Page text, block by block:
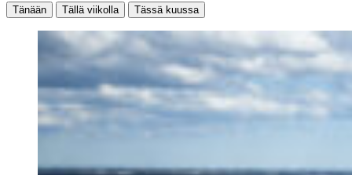
Tänään Tällä viikolla Tässä kuussa